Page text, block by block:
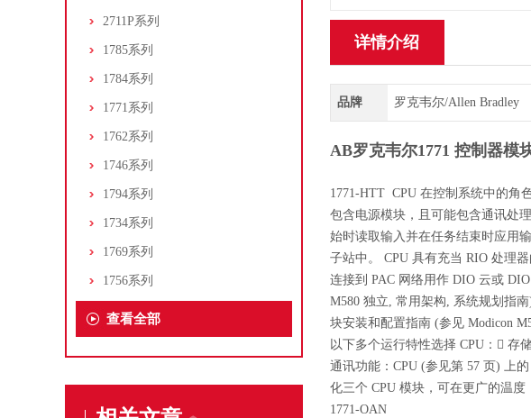
2711P系列
1785系列
1784系列
1771系列
1762系列
1746系列
1794系列
1734系列
1769系列
1756系列
查看全部
详情介绍
品牌 罗克韦尔/Allen Bradley
AB罗克韦尔1771 控制器模
1771-HTT CPU 在控制系统中的角
包含电源模块，且可能包含通讯处
始时读取输入并在任务结束时应用
子站中。 CPU 具有充当 RIO 处理
连接到 PAC 网络用作 DIO 云或
M580 独立, 常用架构, 系统规划指
块安装和配置指南 (参见 Modicon
以下多个运行特性选择 CPU： 存
通讯功能：CPU (参见第 57 页) 上
化三个 CPU 模块，可在更广的温度
1771-OAN